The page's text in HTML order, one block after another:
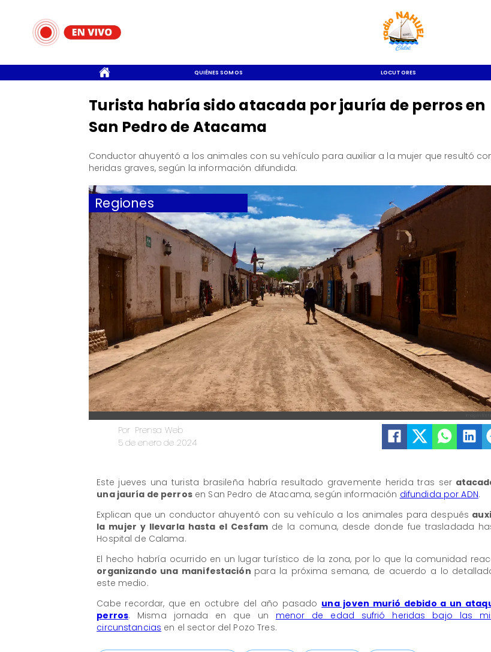
QUIÉNES SOMOS LOCUTORES
Regiones
Prensa Web
Por
5 de enero de 2024
Turista habría sido atacada por jauría de perros en
San Pedro de Atacama
Conductor ahuyentó a los animales con su vehículo para auxiliar a la mujer que resultó
heridas graves, según la información difundida.
Este jueves una turista brasileña habría resultado gravemente herida tras ser
una jauría de perrosen San Pedro de Atacama, según información difundida por ADN.
Explican que un conductor ahuyentó con su vehículo a los animales para después
la mujer y llevarla hasta el Cesfam de la comuna, desde donde fue trasladada
Hospital de Calama.
El hecho habría ocurrido en un lugar turístico de la zona, por lo que la comunidad
organizando una manifestación para la próxima semana, de acuerdo a lo
este medio.
Cabe recordar, que en octubre del año pasado una joven murió debido a un
perros. Misma jornada en que un menor de edad sufrió heridas bajo las
circunstancias en el sector del Pozo Tres.